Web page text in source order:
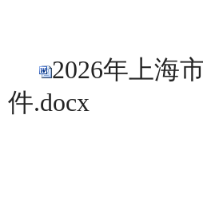
2026年上海
件.docx